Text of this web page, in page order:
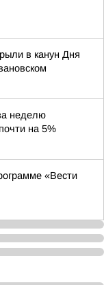
в канун Дня
неделю
на 5%
«Вести